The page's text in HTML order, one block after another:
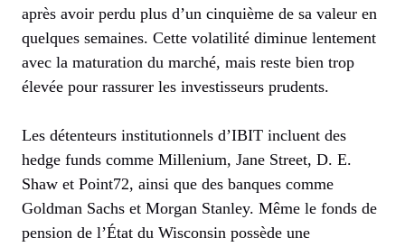
après avoir perdu plus d’un cinquième de sa valeur en
quelques semaines. Cette volatilité diminue lentement
avec la maturation du marché, mais reste bien trop
élevée pour rassurer les investisseurs prudents.
Les détenteurs institutionnels d’IBIT incluent des
hedge funds comme Millenium, Jane Street, D. E.
Shaw et Point72, ainsi que des banques comme
Goldman Sachs et Morgan Stanley. Même le fonds de
pension de l’État du Wisconsin possède une